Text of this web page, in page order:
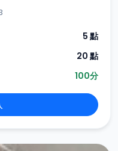
5 點
20 點
100分